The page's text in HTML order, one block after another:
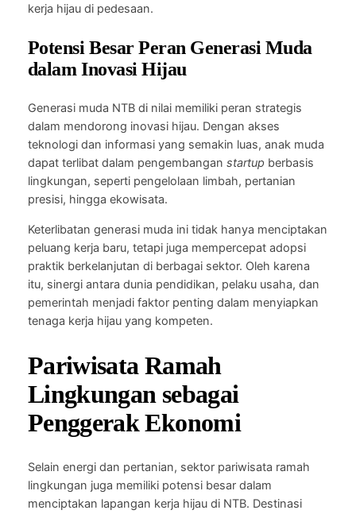
kerja hijau di pedesaan.
Potensi Besar Peran Generasi Muda
dalam Inovasi Hijau
Generasi muda NTB di nilai memiliki peran strategis
dalam mendorong inovasi hijau. Dengan akses
teknologi dan informasi yang semakin luas, anak muda
dapat terlibat dalam pengembangan startup berbasis
lingkungan, seperti pengelolaan limbah, pertanian
presisi, hingga ekowisata.
Keterlibatan generasi muda ini tidak hanya menciptakan
peluang kerja baru, tetapi juga mempercepat adopsi
praktik berkelanjutan di berbagai sektor. Oleh karena
itu, sinergi antara dunia pendidikan, pelaku usaha, dan
pemerintah menjadi faktor penting dalam menyiapkan
tenaga kerja hijau yang kompeten.
Pariwisata Ramah
Lingkungan sebagai
Penggerak Ekonomi
Selain energi dan pertanian, sektor pariwisata ramah
lingkungan juga memiliki potensi besar dalam
menciptakan lapangan kerja hijau di NTB. Destinasi